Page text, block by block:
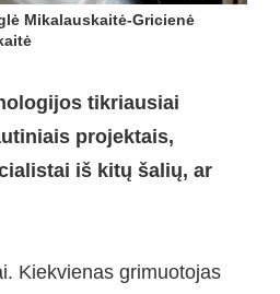
Mikalauskaitė-Gricienė
tikriausiai
projektais,
iš kitų šalių, ar
Kiekvienas grimuotojas